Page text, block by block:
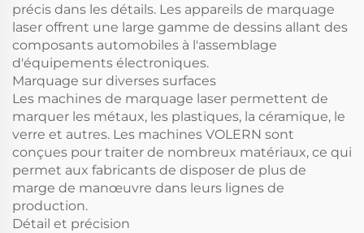
précis dans les détails. Les appareils de marquage
laser offrent une large gamme de dessins allant des
composants automobiles à l'assemblage
d'équipements électroniques.
Marquage sur diverses surfaces
Les machines de marquage laser permettent de
marquer les métaux, les plastiques, la céramique, le
verre et autres. Les machines VOLERN sont
conçues pour traiter de nombreux matériaux, ce qui
permet aux fabricants de disposer de plus de
marge de manœuvre dans leurs lignes de
production.
Détail et précision